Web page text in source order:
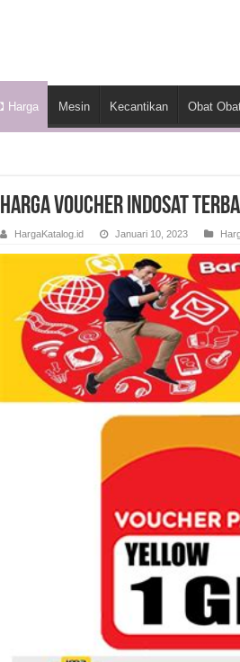
Harga Mesin Kecantikan Obat
Harga Voucher Indosat
HargaKatalog.id Januari 10, 2023